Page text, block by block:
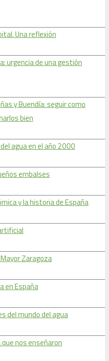
Una reflexión
urgencia de una gestión
y Buendía: seguir como
bien
agua en el año 2000
embalses
y la historia de España
Zaragoza
en España
del mundo del agua
nos enseñaron